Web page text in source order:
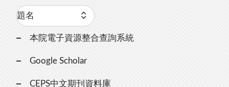
本院電子資源整合查詢系統
Google Scholar
CEPS中文期刊資料庫